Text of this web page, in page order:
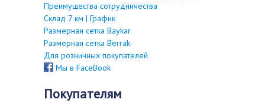
Преимущества сотрудничества
Склад 7 км | График
Размерная сетка Baykar
Размерная сетка Berrak
Для розничных покупателей
Мы в FaceBook
покупателям